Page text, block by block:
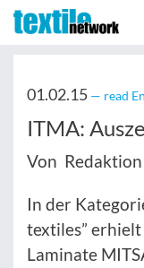
01.02.15 — read
ITMA:
Von Redaktion
In der
textiles”
Laminate